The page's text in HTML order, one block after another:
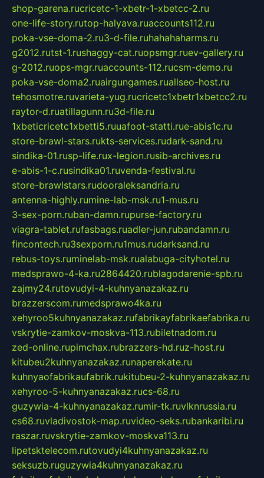
shop-garena.rucricetc-1-xbetr-1-xbetcc-2.ru
one-life-story.rutop-halyava.ruaccounts112.ru
poka-vse-doma-2.ru3-d-file.ruhahahaharms.ru
g2012.rutst-1.rushaggy-cat.ruopsmgr.ruev-gallery.ru
g-2012.ruops-mgr.ruaccounts-112.rucsm-demo.ru
poka-vse-doma2.ruairgungames.ruallseo-host.ru
tehosmotre.ruvarieta-yug.rucricetc1xbetr1xbetcc2.ru
raytor-d.ruatillagunn.ru3d-file.ru
1xbeticricetc1xbetti5.ruuafoot-statti.rue-abis1c.ru
store-brawl-stars.rukts-services.rudark-sand.ru
sindika-01.rusp-life.rux-legion.rusib-archives.ru
e-abis-1-c.rusindika01.ruvenda-festival.ru
store-brawlstars.rudooraleksandria.ru
antenna-highly.rumine-lab-msk.ru1-mus.ru
3-sex-porn.ruban-damn.rupurse-factory.ru
viagra-tablet.rufasbags.ruadler-jun.rubandamn.ru
fincontech.ru3sexporn.ru1mus.rudarksand.ru
rebus-toys.ruminelab-msk.rualabuga-cityhotel.ru
medsprawo-4-ka.ru2864420.rublagodarenie-spb.ru
zajmy24.rutovudyi-4-kuhnyanazakaz.ru
brazzerscom.rumedsprawo4ka.ru
xehyroo5kuhnyanazakaz.rufabrikayfabrikaefabrika.ru
vskrytie-zamkov-moskva-113.rubiletnadom.ru
zed-online.rupimchax.rubrazzers-hd.ruz-host.ru
kitubeu2kuhnyanazakaz.runaperekate.ru
kuhnyaofabrikaufabrik.rukitubeu-2-kuhnyanazakaz.ru
xehyroo-5-kuhnyanazakaz.rucs-68.ru
guzywia-4-kuhnyanazakaz.rumir-tk.ruvlknrussia.ru
cs68.ruvladivostok-map.ruvideo-seks.rubankaribi.ru
raszar.ruvskrytie-zamkov-moskva113.ru
lipetsktelecom.rutovudyi4kuhnyanazakaz.ru
seksuzb.ruguzywia4kuhnyanazakaz.ru